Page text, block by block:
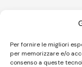
Per fornire le migliori
per memorizzare e/o
consenso a queste
“Cico festival!